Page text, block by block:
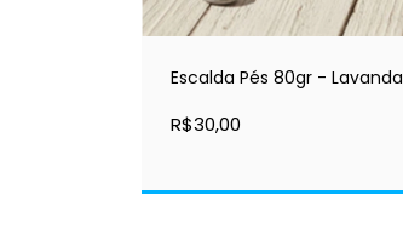
Escalda Pés 80gr - Lavanda
R$30,00